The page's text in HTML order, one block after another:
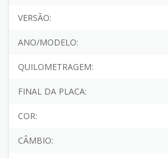
VERSÃO:
ANO/MODELO:
QUILOMETRAGEM:
FINAL DA PLACA:
COR:
CÂMBIO: